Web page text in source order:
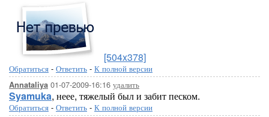
[504x378]
Обратиться - Ответить - К полной версии
Annataliya 01-07-2009-16:16 удалить
Syamuka, неее, тяжелый был и забит песком.
Обратиться - Ответить - К полной версии